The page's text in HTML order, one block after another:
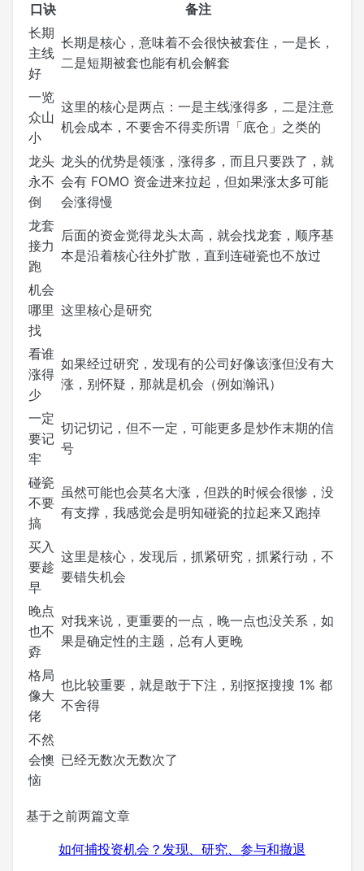
口诀
备注
长期
主线
好
长期是核心，意味着不会很快被套住，一是长，
二是短期被套也能有机会解套
一览
众山
小
这里的核心是两点：一是主线涨得多，二是注意
机会成本，不要舍不得卖所谓「底仓」之类的
龙头
永不
倒
龙头的优势是领涨，涨得多，而且只要跌了，就
会有 FOMO 资金进来拉起，但如果涨太多可能
会涨得慢
龙套
接力
跑
后面的资金觉得龙头太高，就会找龙套，顺序基
本是沿着核心往外扩散，直到连碰瓷也不放过
机会
哪里
找
这里核心是研究
看谁
涨得
少
如果经过研究，发现有的公司好像该涨但没有大
涨，别怀疑，那就是机会（例如瀚讯）
一定
要记
牢
切记切记，但不一定，可能更多是炒作末期的信
号
碰瓷
不要
搞
虽然可能也会莫名大涨，但跌的时候会很惨，没
有支撑，我感觉会是明知碰瓷的拉起来又跑掉
买入
要趁
早
这里是核心，发现后，抓紧研究，抓紧行动，不
要错失机会
晚点
也不
孬
对我来说，更重要的一点，晚一点也没关系，如
果是确定性的主题，总有人更晚
格局
像大
佬
也比较重要，就是敢于下注，别抠抠搜搜 1% 都
不舍得
不然
会懊
恼
已经无数次无数次了
基于之前两篇文章
如何捕投资机会？发现、研究、参与和撤退